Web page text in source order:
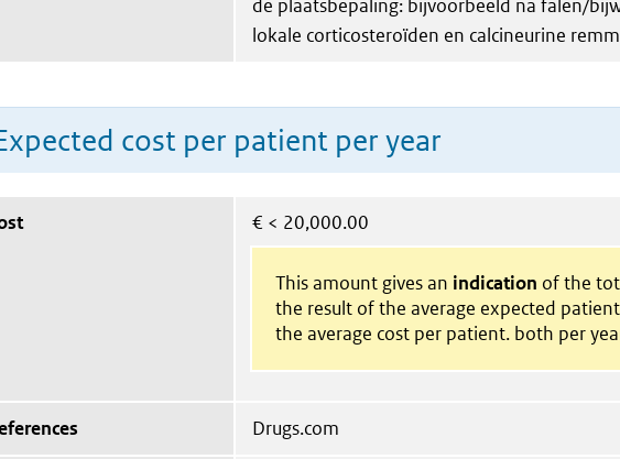
de plaatsbepaling: bijvoorbeeld na falen/
lokale corticosteroïden en calcineurine
cost per patient per year
€ < 20,000.00
This amount gives an indication of the
the result of the average expected
the average cost per patient. both per
Drugs.com